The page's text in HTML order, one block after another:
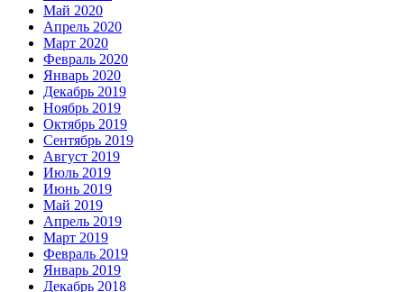
Май 2020
Апрель 2020
Март 2020
Февраль 2020
Январь 2020
Декабрь 2019
Ноябрь 2019
Октябрь 2019
Сентябрь 2019
Август 2019
Июль 2019
Июнь 2019
Май 2019
Апрель 2019
Март 2019
Февраль 2019
Январь 2019
Декабрь 2018